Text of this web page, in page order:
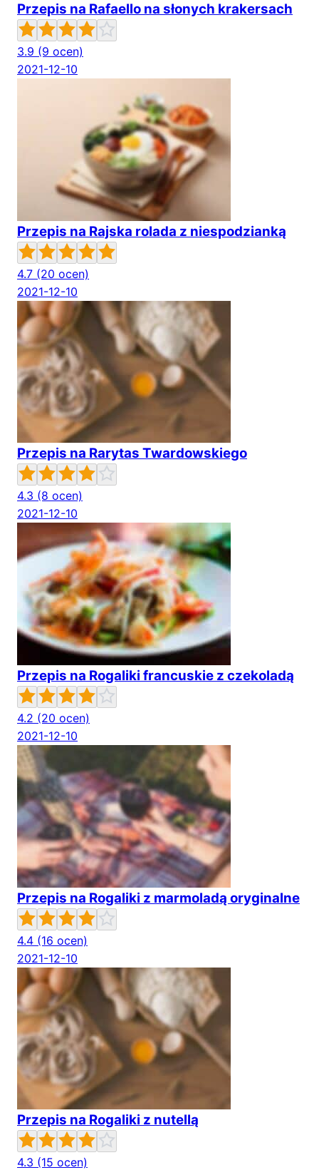
Przepis na Rafaello na słonych krakersach
3.9 (9 ocen)
2021-12-10
Przepis na Rajska rolada z niespodzianką
4.7 (20 ocen)
2021-12-10
Przepis na Rarytas Twardowskiego
4.3 (8 ocen)
2021-12-10
Przepis na Rogaliki francuskie z czekoladą
4.2 (20 ocen)
2021-12-10
Przepis na Rogaliki z marmoladą oryginalne
4.4 (16 ocen)
2021-12-10
Przepis na Rogaliki z nutellą
4.3 (15 ocen)